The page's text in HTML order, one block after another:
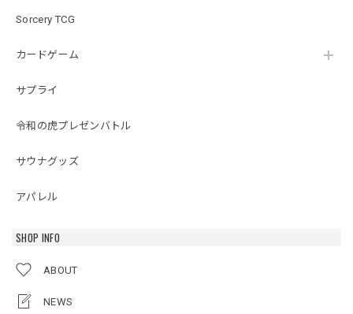
Sorcery TCG
カードゲーム
サプライ
令和の虎プレゼンバトル
サウナグッズ
アパレル
SHOP INFO
ABOUT
NEWS